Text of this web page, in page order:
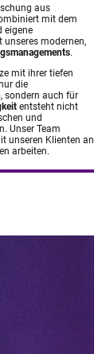
aus
mit dem
eigene
unseres modernen,
.
mit ihrer tiefen
die
, sondern auch für
entsteht nicht
und
Unser Team
unseren Klienten an
arbeiten.